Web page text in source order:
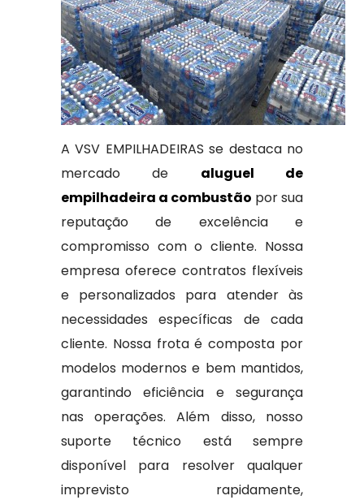
A VSV EMPILHADEIRAS se destaca no
mercado de aluguel de
empilhadeira a combustão por sua
reputação de excelência e
compromisso com o cliente. Nossa
empresa oferece contratos flexíveis
e personalizados para atender às
necessidades específicas de cada
cliente. Nossa frota é composta por
modelos modernos e bem mantidos,
garantindo eficiência e segurança
nas operações. Além disso, nosso
suporte técnico está sempre
disponível para resolver qualquer
imprevisto rapidamente,